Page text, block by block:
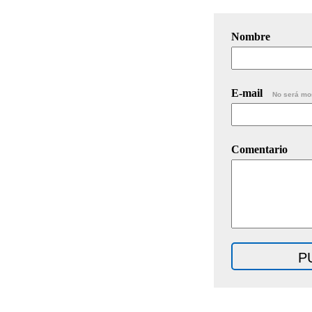
Nombre
E-mail No será
Comentario